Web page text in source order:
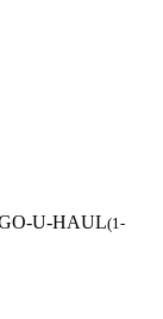
GO-U-HAUL(1-